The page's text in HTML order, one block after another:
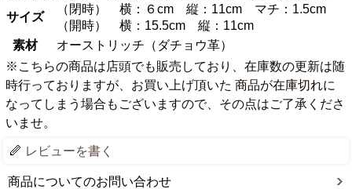
サイズ
（閉時） 横：６cm 縦：11cm マチ：1.5cm
（開時） 横：15.5cm 縦：11cm
素材
オーストリッチ（ダチョウ革）
※こちらの商品は店頭でも販売しており、在庫数の更新は随
時行っておりますが、お買い上げ頂いた 商品が在庫切れに
なってしまう場合もございますので、その点はご了承くださ
いませ。
レビューを書く
商品についてのお問い合わせ